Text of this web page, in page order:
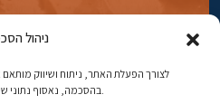
ניהול
בהסכמה, נאסוף נתוני שימוש; ניתן לנהל או למשוך הסכמה בכל עת.
Rehavia, Jérusalem